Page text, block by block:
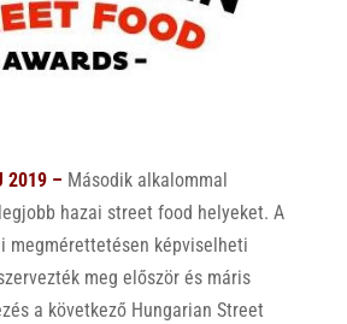
2019 – Második alkalommal
hazai street food helyeket. A
megmérettetésen képviselheti
meg először és máris
a következő Hungarian Street